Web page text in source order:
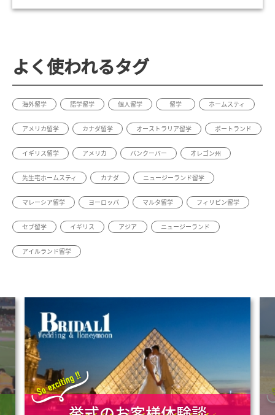
よく使われるタグ
海外留学 語学留学 個人留学 留学 ホームスティ
アメリカ留学 カナダ留学 オーストラリア留学 ポートランド
イギリス留学 アメリカ バンクーバー オレゴン州
先生宅ホームスティ カナダ ニュージーランド留学
マレーシア留学 ヨーロッパ マルタ留学 フィリピン留学
セブ留学 イギリス アジア ニュージーランド
アイルランド留学